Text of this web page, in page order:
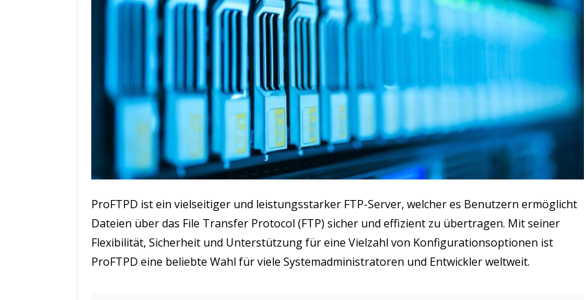
ProFTPD ist ein vielseitiger und leistungsstarker FTP-Server, welcher es Benutzern ermöglicht
Dateien über das File Transfer Protocol (FTP) sicher und effizient zu übertragen. Mit seiner
Flexibilität, Sicherheit und Unterstützung für eine Vielzahl von Konfigurationsoptionen ist
ProFTPD eine beliebte Wahl für viele Systemadministratoren und Entwickler weltweit.